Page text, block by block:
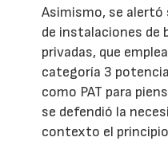
Asimismo, se alertó
de instalaciones de
privadas, que
categoría 3
como PAT para
se defendió la
contexto el